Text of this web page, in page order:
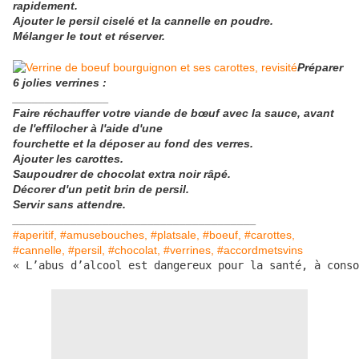
rapidement.
Ajouter le persil ciselé et la cannelle en poudre.
Mélanger le tout et réserver.
Préparer
6 jolies verrines :
Faire réchauffer votre viande de bœuf avec la sauce, avant
de l'effilocher à l'aide d'une
fourchette et la déposer au fond des verres.
Ajouter les carottes.
Saupoudrer de chocolat extra noir râpé.
Décorer d'un petit brin de persil.
Servir sans attendre.
#aperitif, #amusebouches, #platsale, #boeuf, #carottes,
#cannelle, #persil, #chocolat, #verrines, #accordmetsvins
« L’abus d’alcool est dangereux pour la santé, à